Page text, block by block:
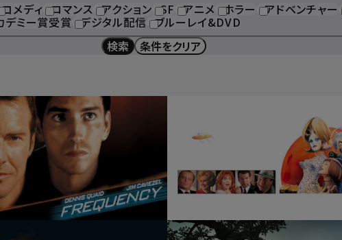
コメディ ロマンス アクション SF アニメ ホラー アドベンチャー
デミー賞受賞 デジタル配信 ブルーレイ&DVD
検索
条件をクリア